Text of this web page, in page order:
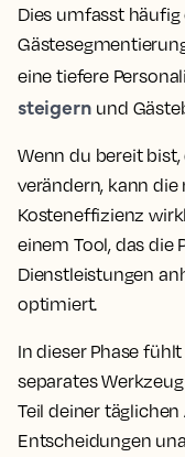
Dies umfasst
eine tiefere
steigern und
Wenn du bereit
verändern, kann die
Kosteneffizienz
einem Tool, das die
Dienstleistungen
optimiert.
In dieser Phase
separates
Teil deiner
Entscheidungen